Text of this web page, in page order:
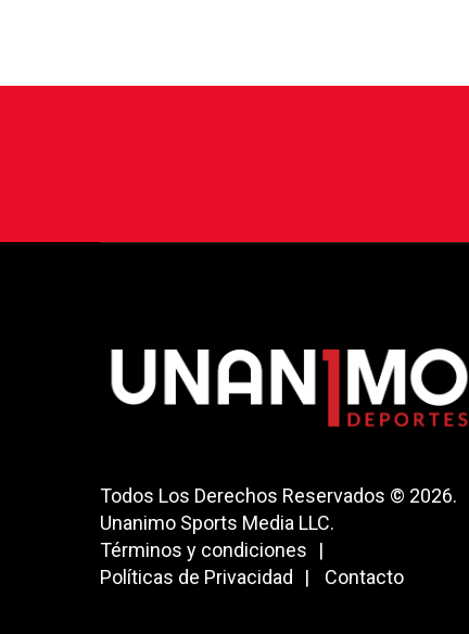
Todos Los Derechos Reservados © 2026.
Unanimo Sports Media LLC.
Términos y condiciones
Políticas de Privacidad
Contacto